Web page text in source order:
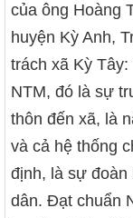
của ông Hoàng
huyện Kỳ Anh,
trách xã Kỳ
NTM, đó là sự
thôn đến xã, là
và cả hệ thống
định, là sự đoàn
dân. Đạt chuẩn